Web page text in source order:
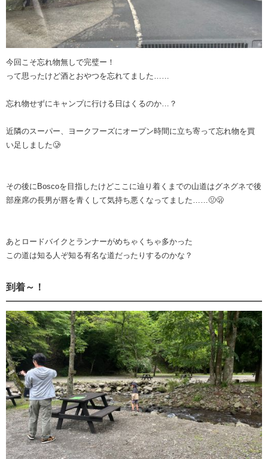
今回こそ忘れ物無しで完璧ー！
って思ったけど酒とおやつを忘れてました……
忘れ物せずにキャンプに行ける日はくるのか…？
近隣のスーパー、ヨークフーズにオープン時間に立ち寄って忘れ物を買
い足しました🥲
その後にBoscoを目指したけどここに辿り着くまでの山道はグネグネで後
部座席の長男が唇を青くして気持ち悪くなってました……🤢🫢
あとロードバイクとランナーがめちゃくちゃ多かった
この道は知る人ぞ知る有名な道だったりするのかな？
到着～！